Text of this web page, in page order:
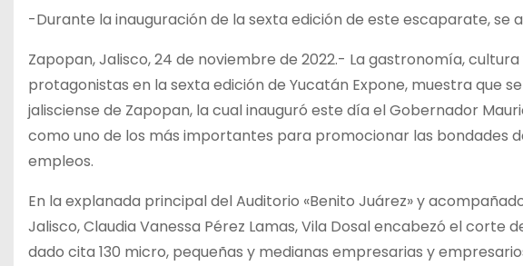
-Durante la inauguración de la sexta edición de este escaparate, se
Zapopan, Jalisco, 24 de noviembre de 2022.- La gastronomía,
protagonistas en la sexta edición de Yucatán Expone, muestra que
jalisciense de Zapopan, la cual inauguró este día el Gobernador
como uno de los más importantes para promocionar las bondades
empleos.
En la explanada principal del Auditorio «Benito Juárez» y
Jalisco, Claudia Vanessa Pérez Lamas, Vila Dosal encabezó el corte
dado cita 130 micro, pequeñas y medianas empresarias y